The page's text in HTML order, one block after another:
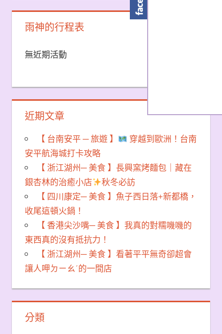
雨神的行程表
無近期活動
近期文章
【 台南安平 ─ 旅遊 】
穿越到歐洲！台南
安平航海城打卡攻略
【 浙江湖州─ 美食 】長興窯烤麵包｜藏在
銀杏林的治癒小店
秋冬必訪
【 四川康定─ 美食 】魚子西日落+新都橋，
收尾這頓火鍋！
【 香港尖沙嘴─ 美食 】我真的對糯嘰嘰的
東西真的沒有抵抗力！
【 浙江湖州─ 美食 】看著平平無奇卻超會
讓人呷ㄉㄧㄠˊ的一間店
分類